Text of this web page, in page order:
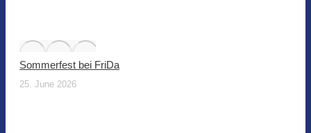
Sommerfest bei FriDa
25. June 2026